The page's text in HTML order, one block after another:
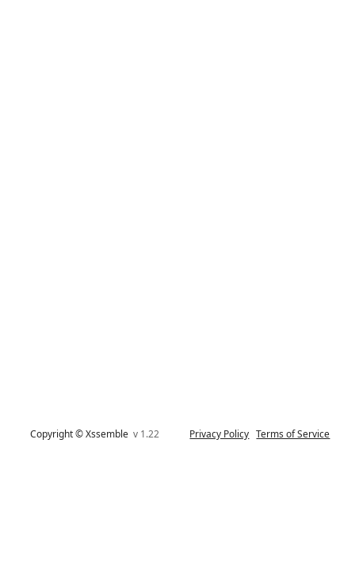
Copyright © Xssemblev 1.22 Privacy Policy Terms of Service